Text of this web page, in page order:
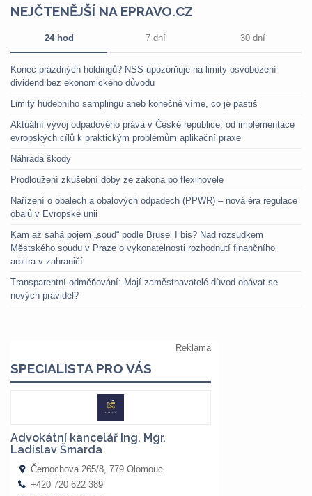
NEJČTENĚJŠÍ NA EPRAVO.CZ
24 hod 7 dní 30 dní
Konec prázdných holdingů? NSS upozorňuje na limity osvobození
dividend bez ekonomického důvodu
Limity hudebního samplingu aneb konečně víme, co je pastiš
Aktuální vývoj odpadového práva v České republice: od implementace
evropských cílů k praktickým problémům aplikační praxe
Náhrada škody
Prodloužení zkušební doby ze zákona po flexinovele
Nařízení o obalech a obalových odpadech (PPWR) – nová éra regulace
obalů v Evropské unii
Kam až sahá pojem „soud“ podle Brusel I bis? Nad rozsudkem
Městského soudu v Praze o vykonatelnosti rozhodnutí finančního
arbitra v zahraničí
Transparentní odměňování: Mají zaměstnavatelé důvod obávat se
nových pravidel?